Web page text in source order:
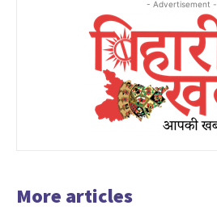
- Advertisement -
More articles